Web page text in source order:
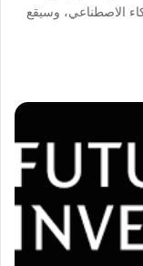
الاصطناعي، وسيقع